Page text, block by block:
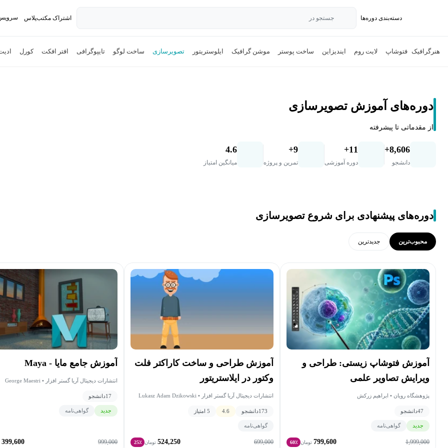
دسته‌بندی‌ دوره‌ها جستجو در اشتراک مکتب‌پلاس
هنرگرافیک فتوشاپ لایت روم ایندیزاین ساخت پوستر موشن گرافیک ایلوستریتور تصویرسازی ساخت لوگو تایپوگرافی افتر افکت کورل
دوره‌های آموزش تصویرسازی
از مقدماتی تا پیشرفته
8,606+
دانشجو
11+
دوره آموزشی
9+
تمرین و پروژه
4.6
میانگین امتیاز
دوره‌های پیشنهادی برای شروع تصویرسازی
محبوب‌ترین جدید‌ترین
آموزش فتوشاپ زیستی: طراحی و
ویرایش تصاویر علمی
پژوهشگاه رویان • ابراهیم زرکش
47دانشجو
جدید گواهی‌نامه
1,999,000
799,600 تومان 60٪
آموزش طراحی و ساخت کاراکتر فلت
وکتور در ایلاستریتور
انتشارات دیجیتال آریا گستر افزار • Lukasz Adam Dzikowski
173دانشجو 4.6 5 امتیاز
گواهی‌نامه
699,000
524,250 تومان 25٪
آموزش جامع مایا - Maya
انتشارات دیجیتال آریا گستر افزار • George Maestri
17دانشجو
جدید گواهی‌نامه
999,000
399,600